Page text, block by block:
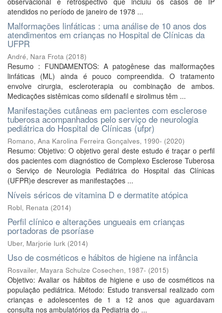
atendidos no período de janeiro de 1978 ...
Malformações linfáticas : uma análise de 10 anos dos
atendimentos em crianças no Hospital de Clínicas da
UFPR
André, Nara Frota (2018)
Resumo : FUNDAMENTOS: A patogênese das malformações
linfáticas (ML) ainda é pouco compreendida. O tratamento
envolve cirurgia, escleroterapia ou combinação de ambos.
Medicações sistêmicas como sildenafil e sirolimus têm ...
Manifestações cutâneas em pacientes com esclerose
tuberosa acompanhados pelo serviço de neurologia
pediátrica do Hospital de Clínicas (ufpr)
Romano, Ana Karolina Ferreira Gonçalves, 1990- (2020)
Resumo: Objetivo: O objetivo geral deste estudo é traçar o perfil
dos pacientes com diagnóstico de Complexo Esclerose Tuberosa
o Serviço de Neurologia Pediátrica do Hospital das Clínicas
(UFPR)e descrever as manifestações ...
Níveis séricos de vitamina D e dermatite atópica
Robl, Renata (2014)
Perfil clínico e alterações ungueais em crianças
portadoras de psoríase
Uber, Marjorie Iurk (2014)
Uso de cosméticos e hábitos de higiene na infância
Rosvailer, Mayara Schulze Cosechen, 1987- (2015)
Objetivo: Avaliar os hábitos de higiene e uso de cosméticos na
população pediátrica. Método: Estudo transversal realizado com
crianças e adolescentes de 1 a 12 anos que aguardavam
consulta nos ambulatórios da Pediatria do ...